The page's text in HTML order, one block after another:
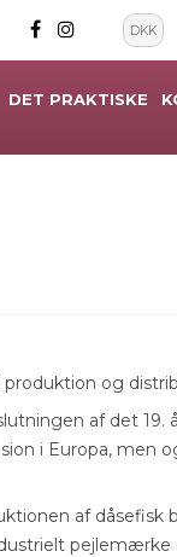
DKK
DET PRAKTISKE
og
af det 19.
i Europa, men
af